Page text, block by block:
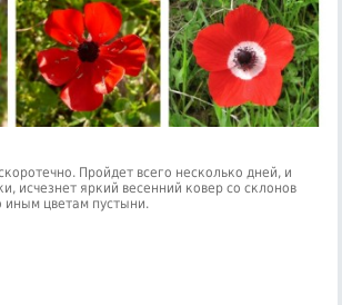
Пройдет всего несколько дней, и
исчезнет яркий весенний ковер со склонов
иным цветам пустыни.